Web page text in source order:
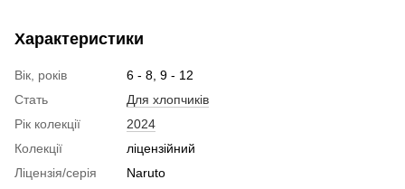
Характеристики
Вік, років
6 - 8, 9 - 12
Стать
Для хлопчиків
Рік колекції
2024
Колекції
ліцензійний
Ліцензія/серія
Naruto